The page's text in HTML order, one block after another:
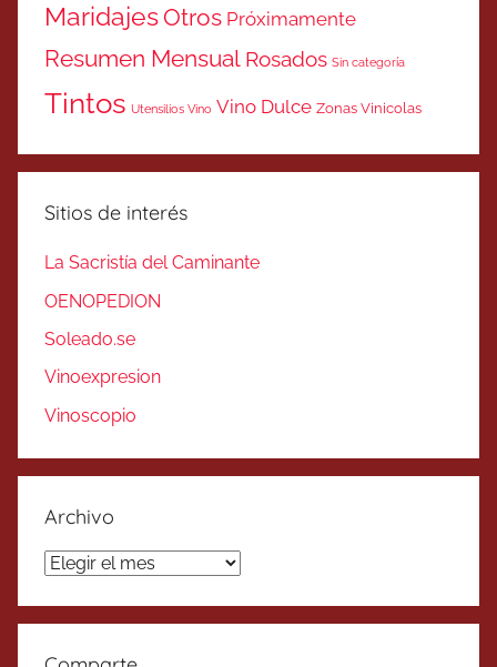
MaridajesOtros Próximamente
Resumen Mensual Rosados Sin categoría
Tintos Utensilios Vino Vino Dulce Zonas Vinicolas
Sitios de interés
La Sacristía del Caminante
OENOPEDION
Soleado.se
Vinoexpresion
Vinoscopio
Archivo
Archivo